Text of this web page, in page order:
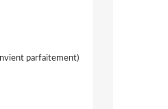
parfaitement)